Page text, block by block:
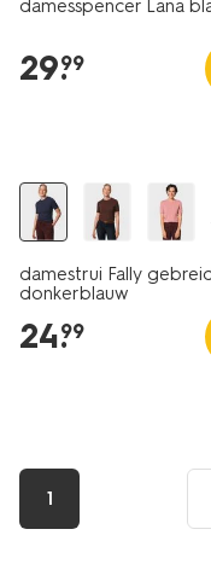
damesspencer Lana
29.
99
damestrui Fally
donkerblauw
24.
99
1